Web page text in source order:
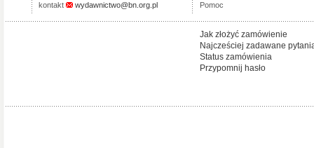
kontakt wydawnictwo@bn.org.pl Pomoc
Jak złożyć zamówienie
Najcześciej zadawane
Status zamówienia
Przypomnij hasło